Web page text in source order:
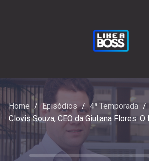
Home Episódios
4ª Temporada
Clovis Souza, CEO da Giuliana Flores.